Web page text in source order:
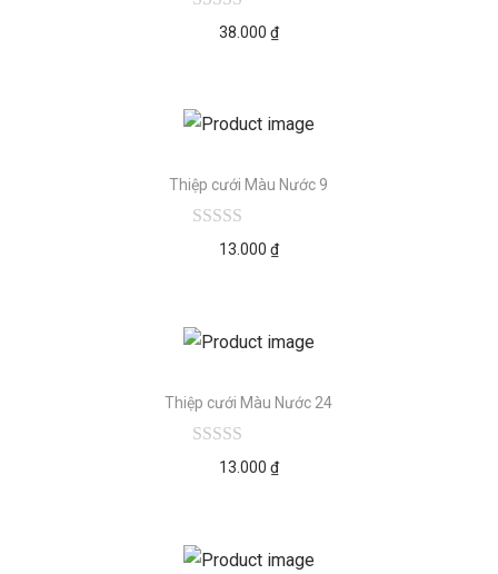
38.000 ₫
Thiệp cưới Màu Nước 9
13.000 ₫
Thiệp cưới Màu Nước 24
13.000 ₫